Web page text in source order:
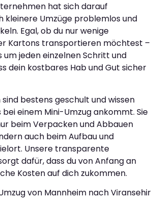
hat sich darauf
kleinere Umzüge problemlos und
Egal, ob du nur wenige
Kartons transportieren möchtest –
um jeden einzelnen Schritt und
dein kostbares Hab und Gut sicher
bestens geschult und wissen
bei einem Mini-Umzug ankommt. Sie
beim Verpacken und Abbauen
auch beim Aufbau und
Unsere transparente
dafür, dass du von Anfang an
Kosten auf dich zukommen.
von Mannheim nach Viransehir